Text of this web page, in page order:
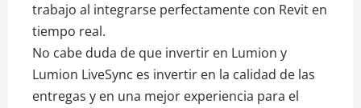
trabajo al integrarse perfectamente con Revit en
tiempo real.
No cabe duda de que invertir en Lumion y
Lumion LiveSync es invertir en la calidad de las
entregas y en una mejor experiencia para el